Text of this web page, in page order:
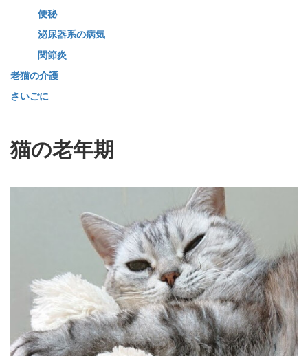
便秘
泌尿器系の病気
関節炎
老猫の介護
さいごに
猫の老年期